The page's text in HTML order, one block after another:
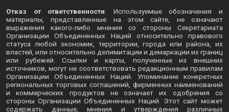
Отказ от ответственности: Используемые обозначения и
материалы, представленные на этом сайте, не означают
выражения какого-либо мнения со стороны Секретариата
Организации Объединенных Наций относительно правового
статуса любой экономик, территории, города или района, их
властей, или относительно делимитации и демаркации их границ
или рубежей. Ссылки и карты, полученные из внешних
источников, могут не соответствовать редакционным правилам
Организации Объединенных Наций. Упоминание конкретных
региональных торговых соглашений, фирменных наименований
и коммерческих продуктов не означает их одобрения со
стороны Организации Объединенных Наций. Этот сайт может
содержать данные, мнения и утверждения различных